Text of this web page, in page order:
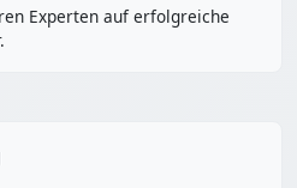
Experten auf erfolgreiche